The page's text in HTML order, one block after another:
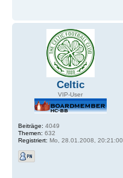
Celtic
VIP-User
Beiträge: 4049
Themen: 632
Registriert: Mo, 28.01.2008, 20:21:00